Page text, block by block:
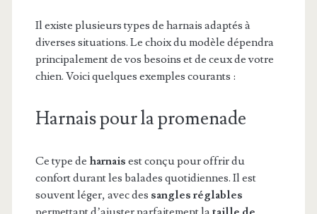
Il existe plusieurs types de harnais adaptés à
diverses situations. Le choix du modèle dépendra
principalement de vos besoins et de ceux de votre
chien. Voici quelques exemples courants :
Harnais pour la promenade
Ce type de harnais est conçu pour offrir du
confort durant les balades quotidiennes. Il est
souvent léger, avec des sangles réglables